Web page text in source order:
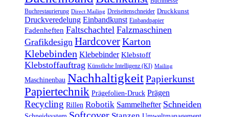
Buchrestaurierung Direct Mailing Dreiseitenschneider Druckkunst
Druckveredelung Einbandkunst Einbandpapier
Fadenheften Faltschachtel Falzmaschinen
Grafikdesign HardcoverKarton
Klebebinden Klebebinder Klebstoff
Klebstoffauftrag Künstliche Intelligenz (KI) Mailing
Maschinenbau NachhaltigkeitPapierkunst
Papiertechnik Prägefolien-Druck Prägen
Recycling Rillen Robotik Sammelhefter Schneiden